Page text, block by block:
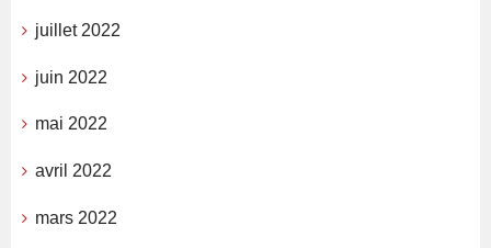
juillet 2022
juin 2022
mai 2022
avril 2022
mars 2022